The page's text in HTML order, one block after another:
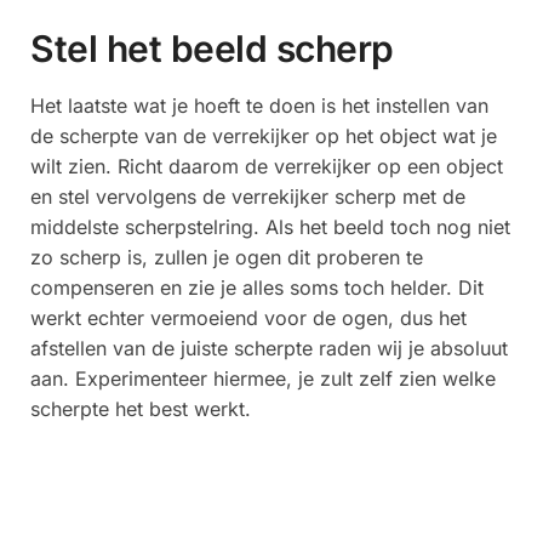
Stel het beeld scherp
Het laatste wat je hoeft te doen is het instellen van
de scherpte van de verrekijker op het object wat je
wilt zien. Richt daarom de verrekijker op een object
en stel vervolgens de verrekijker scherp met de
middelste scherpstelring. Als het beeld toch nog niet
zo scherp is, zullen je ogen dit proberen te
compenseren en zie je alles soms toch helder. Dit
werkt echter vermoeiend voor de ogen, dus het
afstellen van de juiste scherpte raden wij je absoluut
aan. Experimenteer hiermee, je zult zelf zien welke
scherpte het best werkt.